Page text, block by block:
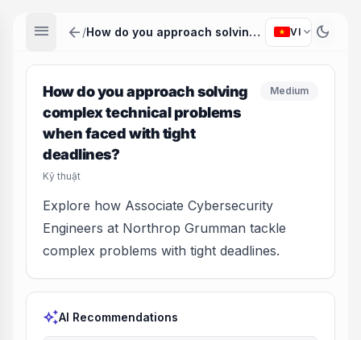
menu arrow_back / How do you approach solving complex technical problems when faced with tight deadlines? VI expand_more dark_mode
How do you approach solving
complex technical problems
when faced with tight
deadlines?
Kỹ thuật
Medium
Explore how Associate Cybersecurity
Engineers at Northrop Grumman tackle
complex problems with tight deadlines.
auto_awesomeAI Recommendations